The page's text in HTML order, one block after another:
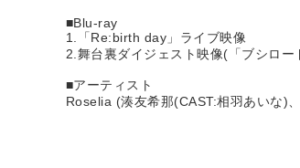
■Blu-ray
1.「Re:birth day」ライブ映像
2.舞台裏ダイジェスト映像(「ブシロ
■アーティスト
Roselia (湊友希那(CAST:相羽あいな)